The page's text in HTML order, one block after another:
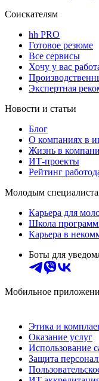
Соискателям
hh PRO
Готовое резюме
Все сервисы
Хочу у вас
Экспертная
Новости и статьи
Блог
О компаниях в
Жизнь в
ИТ-проекты
Рейтинг
Молодым
Карьера для
Школа
Карьера в
Боты для
Мобильное
Этика и
Оказание услуг
Использование
Защита